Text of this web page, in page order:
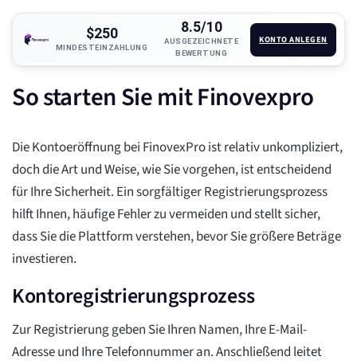
$250
MINDESTEINZAHLUNG
8.5/10
AUSGEZEICHNETE
BEWERTUNG
KONTO ANLEGEN
So starten Sie mit Finovexpro
Die Kontoeröffnung bei FinovexPro ist relativ unkompliziert,
doch die Art und Weise, wie Sie vorgehen, ist entscheidend
für Ihre Sicherheit. Ein sorgfältiger Registrierungsprozess
hilft Ihnen, häufige Fehler zu vermeiden und stellt sicher,
dass Sie die Plattform verstehen, bevor Sie größere Beträge
investieren.
Kontoregistrierungsprozess
Zur Registrierung geben Sie Ihren Namen, Ihre E-Mail-
Adresse und Ihre Telefonnummer an. Anschließend leitet